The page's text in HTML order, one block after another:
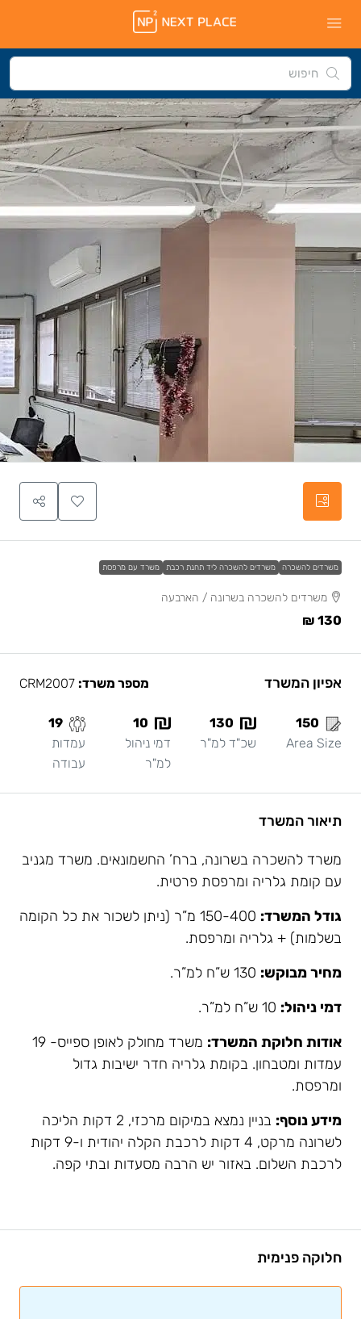
משרדים להשכרה משרדים להשכרה ליד תחנת רכבת משרד עם מרפסת
משרדים להשכרה בשרונה / הארבעה
130 ₪
אפיון המשרד מספר משרד:
150
Area Size
130
שכ"ד למ"ר
10
דמי ניהול
למ"ר
19
עמדות
עבודה
תיאור המשרד
משרד להשכרה בשרונה, ברח’ החשמונאים. משרד מגניב
עם קומת גלריה ומרפסת פרטית.
גודל המשרד:
150-400 מ”ר (ניתן לשכור את כל הקומה
בשלמות) + גלריה ומרפסת.
מחיר מבוקש:
דמי ניהול:
אודות חלוקת המשרד:
משרד מחולק לאופן ספייס- 19
עמדות ומטבחון. בקומת גלריה חדר ישיבות גדול
ומרפסת.
מידע נוסף:
בניין נמצא במיקום מרכזי, 2 דקות הליכה
לשרונה מרקט, 4 דקות לרכבת הקלה יהודית ו-9 דקות
לרכבת השלום. באזור יש הרבה מסעדות ובתי קפה.
חלוקה פנימית